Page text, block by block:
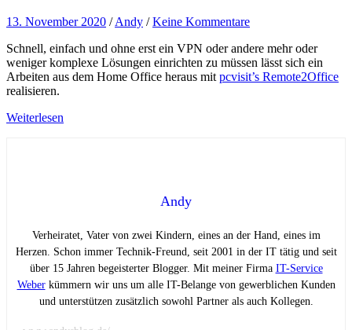
13. November 2020 /Andy /Keine Kommentare
Schnell, einfach und ohne erst ein VPN oder andere mehr oder
weniger komplexe Lösungen einrichten zu müssen lässt sich ein
Arbeiten aus dem Home Office heraus mit pcvisit’s Remote2Office
realisieren.
Weiterlesen
Andy
Verheiratet, Vater von zwei Kindern, eines an der Hand, eines im
Herzen. Schon immer Technik-Freund, seit 2001 in der IT tätig und seit
über 15 Jahren begeisterter Blogger. Mit meiner Firma IT-Service
Weberkümmern wir uns um alle IT-Belange von gewerblichen Kunden
und unterstützen zusätzlich sowohl Partner als auch Kollegen.